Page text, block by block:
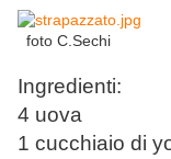
foto C.Sechi
Ingredienti:
4 uova
1 cucchiaio di